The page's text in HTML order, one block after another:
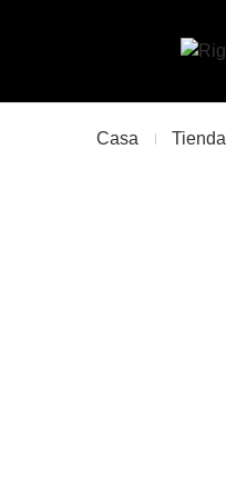
Casa Tienda